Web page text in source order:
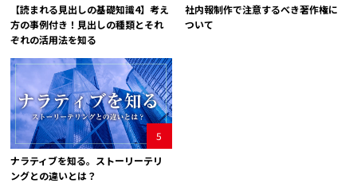
【読まれる見出しの基礎知識4】考え
方の事例付き！見出しの種類とそれ
ぞれの活用法を知る
社内報制作で注意するべき著作権に
ついて
5
ナラティブを知る。ストーリーテリ
ングとの違いとは？